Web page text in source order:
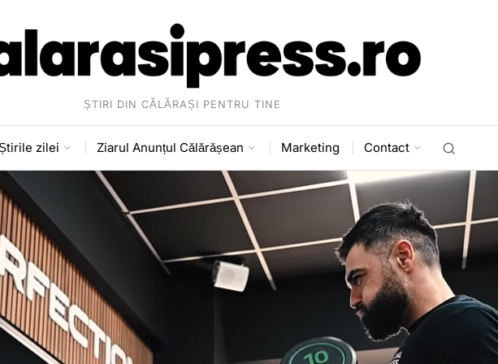
ȘTIRI DIN CĂLĂRAȘI PENTRU TINE
zilei Ziarul Anunțul Călărășean Marketing Contact